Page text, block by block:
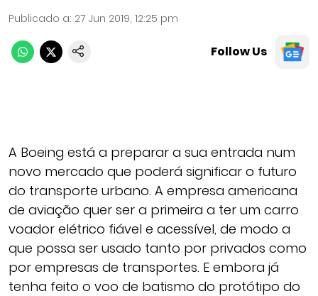
Publicado a: 27 Jun 2019, 12:25 pm
Follow Us
A Boeing está a preparar a sua entrada num
novo mercado que poderá significar o futuro
do transporte urbano. A empresa americana
de aviação quer ser a primeira a ter um carro
voador elétrico fiável e acessível, de modo a
que possa ser usado tanto por privados como
por empresas de transportes. E embora já
tenha feito o voo de batismo do protótipo do